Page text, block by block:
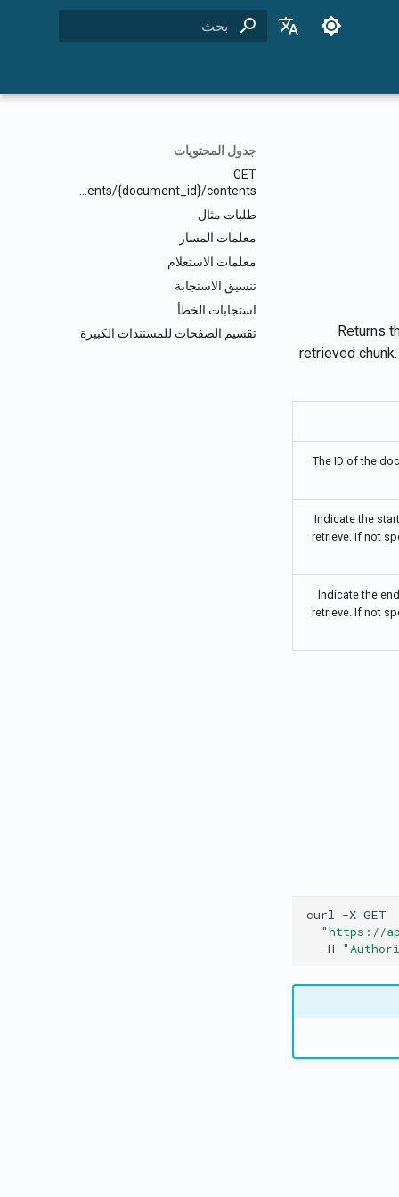
Français
Italiano
Tiếng Việt
جدول المحتويات
GET
طلبات مثال
معلمات المسار
معلمات الاستعلام
تنسيق الاستجابة
استجابات الخطأ
تقسيم الصفحات للمستندات الكبيرة
Returns
retrieved
The ID of the
Indicate the
retrieve. If not
Indicate the
retrieve. If not
curl -X GET
"https://
-H